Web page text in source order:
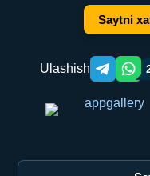
Saytni
Ulashish Telegram